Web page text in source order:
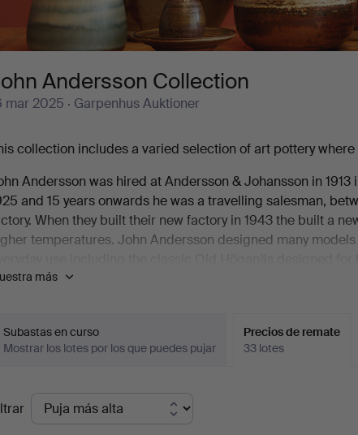
Andersson Collection
mar 2025 · Garpenhus Auktioner
collection includes a varied selection of art pottery
Andersson was hired at Andersson & Johansson in
and 15 years onwards he was a travelling salesman,
When they built their new factory in 1943 the built a
temperatures. John Andersson designed many
to John Andersson Collection!
más
Subastas en curso
Mostrar los lotes por los que puedes pujar
Precios de remate
33 lotes
Precios